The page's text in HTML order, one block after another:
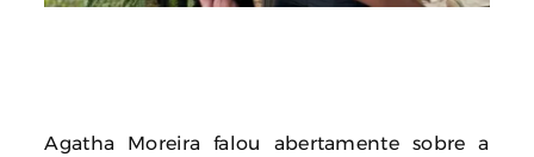
Agatha Moreira falou abertamente sobre a